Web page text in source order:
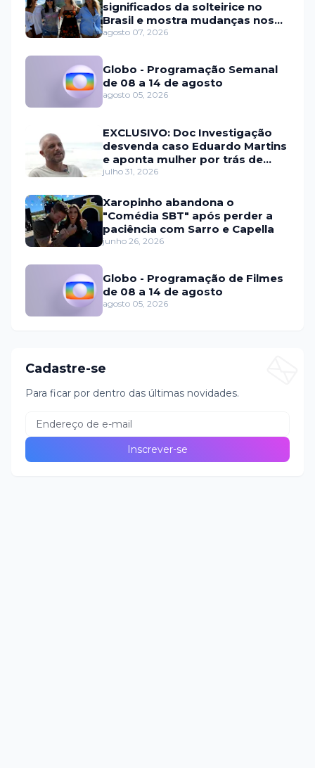
significados da solteirice no
Brasil e mostra mudanças nos
relacionamentos
agosto 07, 2026
Globo - Programação Semanal
de 08 a 14 de agosto
agosto 05, 2026
EXCLUSIVO: Doc Investigação
desvenda caso Eduardo Martins
e aponta mulher por trás de
fraude internacional
julho 31, 2026
Xaropinho abandona o
"Comédia SBT" após perder a
paciência com Sarro e Capella
junho 26, 2026
Globo - Programação de Filmes
de 08 a 14 de agosto
agosto 05, 2026
Cadastre-se
Para ficar por dentro das últimas novidades.